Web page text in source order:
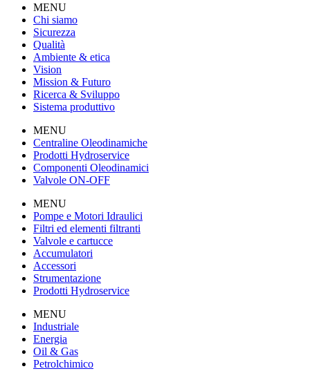
MENU
Chi siamo
Sicurezza
Qualità
Ambiente & etica
Vision
Mission & Futuro
Ricerca & Sviluppo
Sistema produttivo
MENU
Centraline Oleodinamiche
Prodotti Hydroservice
Componenti Oleodinamici
Valvole ON-OFF
MENU
Pompe e Motori Idraulici
Filtri ed elementi filtranti
Valvole e cartucce
Accumulatori
Accessori
Strumentazione
Prodotti Hydroservice
MENU
Industriale
Energia
Oil & Gas
Petrolchimico